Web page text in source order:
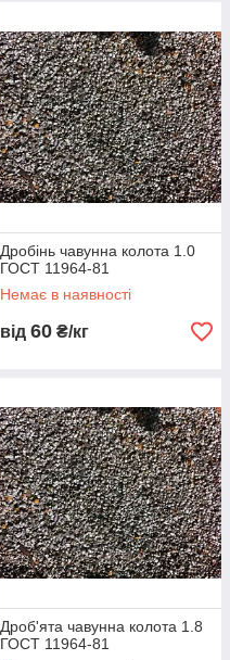
Дробінь чавунна колота 1.0
ГОСТ 11964-81
Немає в наявності
від 60 ₴/кг
Дроб'ята чавунна колота 1.8
ГОСТ 11964-81